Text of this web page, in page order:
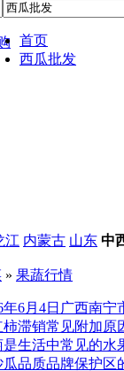
首页
西瓜批发
江 内蒙古 山东 中
» 果蔬行情
年6月4日广西南
柿滞销常见附加原
是生活中常见的水
瓜品质品牌保护区